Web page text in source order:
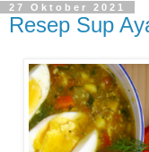
27 Oktober 2021
Resep Sup